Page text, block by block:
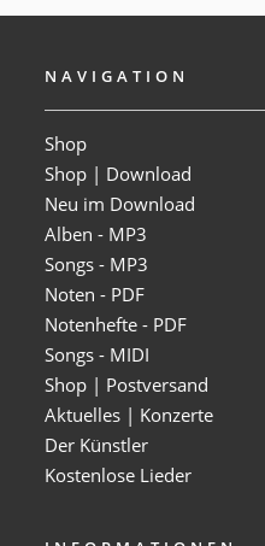
NAVIGATION
Shop
Shop | Download
Neu im Download
Alben - MP3
Songs - MP3
Noten - PDF
Notenhefte - PDF
Songs - MIDI
Shop | Postversand
Aktuelles | Konzerte
Der Künstler
Kostenlose Lieder